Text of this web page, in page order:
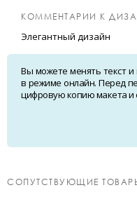
КОММЕНТАРИИ К
Элегантный дизайн
Вы можете менять текст
в режиме онлайн. Перед
цифровую копию макета и
CОПУТСТВУЮЩИЕ